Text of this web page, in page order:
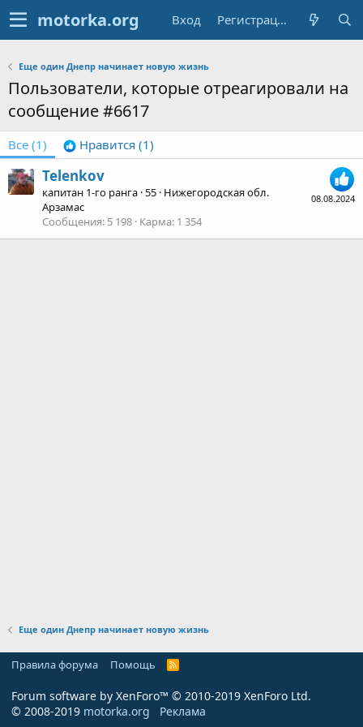
Вход Регистрация
Еще один Днепр начинает новую жизнь
Пользователи, которые отреагировали на
сообщение #6617
Все (1) Нравится (1)
08.08.2024
Telenkov
капитан 1-го ранга ·55 · Нижегородская обл.
Арзамас
Сообщения 5 198 Карма 1 354
Еще один Днепр начинает новую жизнь
Правила форума Помощь
R
Forum software by XenForo™ © 2010-2019 XenForo Ltd.
© 2008-2019 motorka.org Реклама